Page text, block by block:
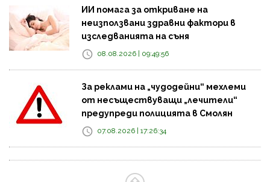
ИИ помага за откриване на
неизползвани здравни фактори в
изследванията на съня
08.08.2026 | 09:49:56
За реклами на „чудодейни“ мехлеми
от несъществуващи „лечители“
предупреди полицията в Смолян
07.08.2026 | 17:26:34